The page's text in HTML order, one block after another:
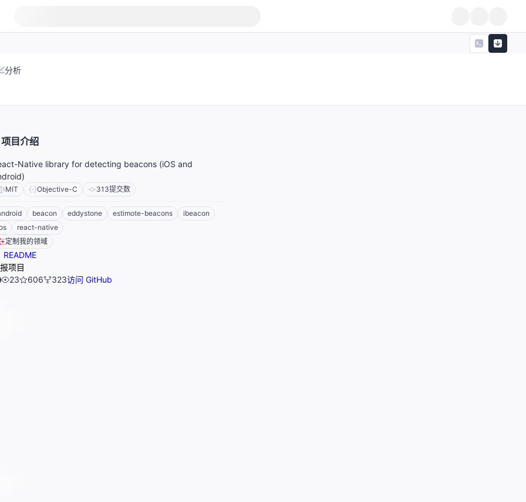
分析
项目介绍
Native library for detecting beacons (iOS and
MIT Objective-C 313提交数
beacon eddystone estimote-beacons
ibeacon
react-native
定制我的领域
README
项目
23
606 323访问 GitHub